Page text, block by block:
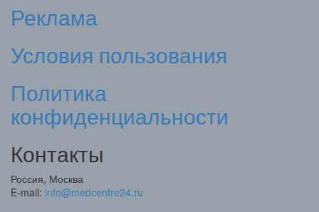
Реклама
Условия пользования
Политика
конфиденциальности
Контакты
Россия, Москва
E-mail: info@medcentre24.ru